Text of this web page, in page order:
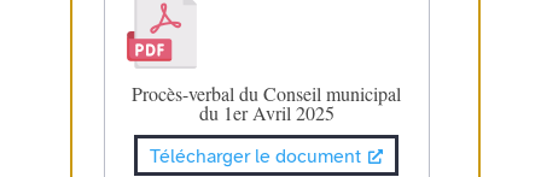
Procès-verbal du Conseil municipal
du 1er Avril 2025
Télécharger le document